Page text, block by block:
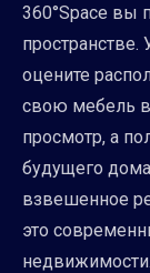
360°Space вы
оцените
свою мебель в
просмотр, а
будущего
взвешенное
это